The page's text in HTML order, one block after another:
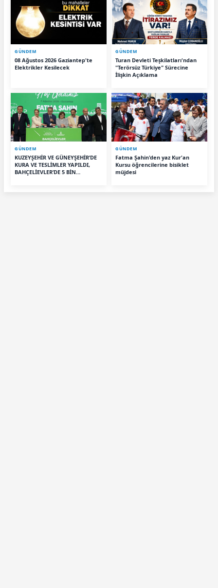
GÜNDEM
08 Ağustos 2026 Gaziantep'te
Elektrikler Kesilecek
GÜNDEM
Turan Devleti Teşkilatları'ndan
"Terörsüz Türkiye" Sürecine
İlişkin Açıklama
GÜNDEM
KUZEYŞEHİR VE GÜNEYŞEHİR’DE
KURA VE TESLİMLER YAPILDI,
BAHÇELİEVLER’DE 5 BİN
GÜNDEM
Fatma Şahin'den yaz Kur'an
Kursu öğrencilerine bisiklet
müjdesi